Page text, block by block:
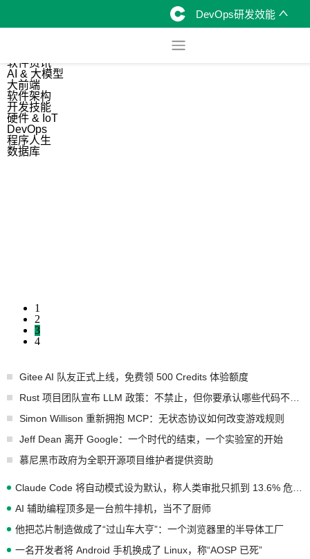
DevOps研发效能
软件资讯
AI & 大模型
大前端
软件架构
开发技能
硬件 & IoT
DevOps
程序人生
数据库
1
2
3
4
Gitee AI 队友正式上线，免费领 500 Credits 体验额度
Simon Willison 重新拥抱 MCP：无状态协议如何改变游戏规则
Jeff Dean 离开 Google：一个时代的结束，一个实验室的开始
慕尼黑市政府为全职开源项目维护者提供资助
AI 辅助编程顶多是一台煎牛排机，当不了厨师
他把芯片制造做成了“过山车大亨”：一个浏览器里的半导体工厂
一名开发者将 Android 手机换成了 Linux，称“AOSP 已死”